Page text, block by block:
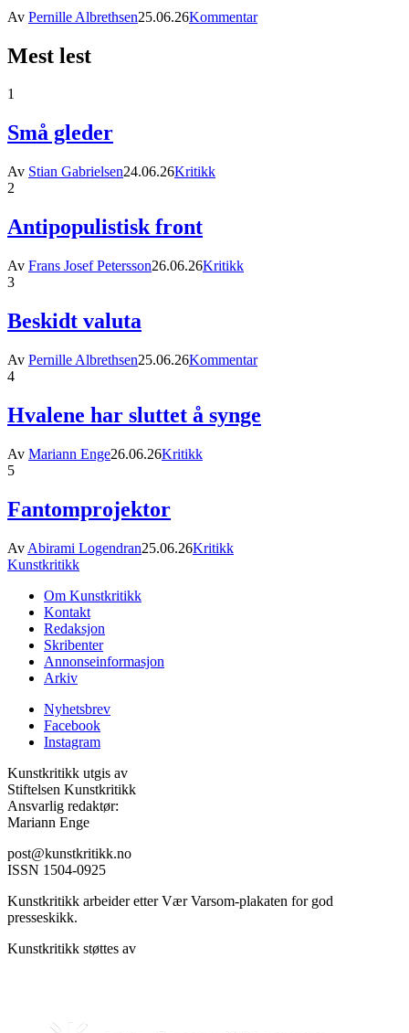
Av Pernille Albrethsen25.06.26Kommentar
Mest lest
1
Små gleder
Av Stian Gabrielsen24.06.26Kritikk
2
Antipopulistisk front
Av Frans Josef Petersson26.06.26Kritikk
3
Beskidt valuta
Av Pernille Albrethsen25.06.26Kommentar
4
Hvalene har sluttet å synge
Av Mariann Enge26.06.26Kritikk
5
Fantomprojektor
Av Abirami Logendran25.06.26Kritikk
Kunstkritikk
Om Kunstkritikk
Kontakt
Redaksjon
Skribenter
Annonseinformasjon
Arkiv
Nyhetsbrev
Facebook
Instagram
Kunstkritikk utgis av
Stiftelsen Kunstkritikk
Ansvarlig redaktør:
Mariann Enge
post@kunstkritikk.no
ISSN 1504-0925
Kunstkritikk arbeider etter Vær Varsom-plakaten for god
presseskikk.
Kunstkritikk støttes av